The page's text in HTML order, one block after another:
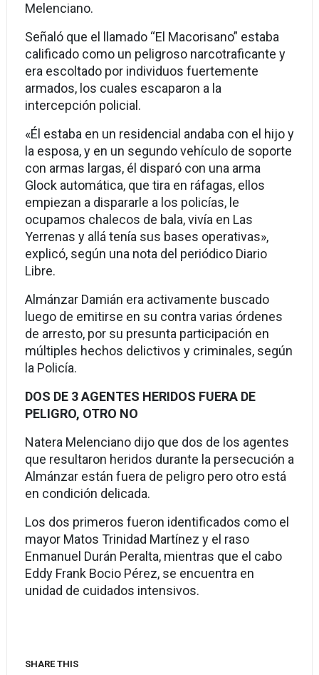
Melenciano.
Señaló que el llamado “El Macorisano” estaba
calificado como un peligroso narcotraficante y
era escoltado por individuos fuertemente
armados, los cuales escaparon a la
intercepción policial.
«Él estaba en un residencial andaba con el hijo y
la esposa, y en un segundo vehículo de soporte
con armas largas, él disparó con una arma
Glock automática, que tira en ráfagas, ellos
empiezan a dispararle a los policías, le
ocupamos chalecos de bala, vivía en Las
Yerrenas y allá tenía sus bases operativas»,
explicó, según una nota del periódico Diario
Libre.
Almánzar Damián era activamente buscado
luego de emitirse en su contra varias órdenes
de arresto, por su presunta participación en
múltiples hechos delictivos y criminales, según
la Policía.
DOS DE 3 AGENTES HERIDOS FUERA DE
PELIGRO, OTRO NO
Natera Melenciano dijo que dos de los agentes
que resultaron heridos durante la persecución a
Almánzar están fuera de peligro pero otro está
en condición delicada.
Los dos primeros fueron identificados como el
mayor Matos Trinidad Martínez y el raso
Enmanuel Durán Peralta, mientras que el cabo
Eddy Frank Bocio Pérez, se encuentra en
unidad de cuidados intensivos.
SHARE THIS